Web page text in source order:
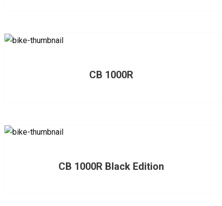
CB 1000R
CB 1000R Black Edition